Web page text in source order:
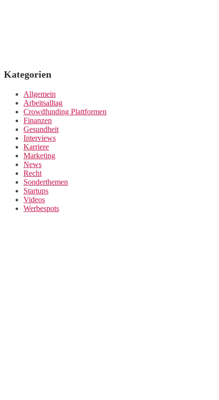
Kategorien
Allgemein
Arbeitsalltag
Crowdfunding Plattformen
Finanzen
Gesundheit
Interviews
Karriere
Marketing
News
Recht
Sonderthemen
Startups
Videos
Werbespots